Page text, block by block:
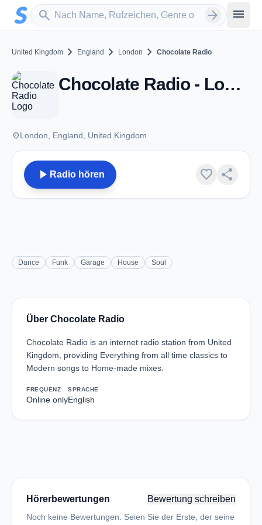
Zum Hauptinhalt springen
search
Sender suchen arrow_forward menu
United Kingdom chevron_right England chevron_right London chevron_right Chocolate Radio
Chocolate Radio - London
placeLondon, England, United Kingdom
play_arrow Radio hören favorite share
Dance Funk Garage House Soul
Über Chocolate Radio
Chocolate Radio is an internet radio station from United
Kingdom, providing Everything from all time classics to
Modern songs to Home-made mixes.
FREQUENZ
Online only
SPRACHE
English
Hörerbewertungen Bewertung schreiben
Noch keine Bewertungen. Seien Sie der Erste, der seine